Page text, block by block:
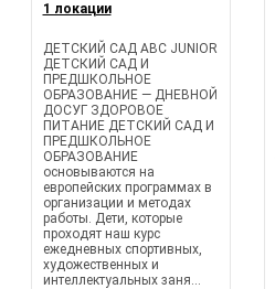
1 локации
ДЕТСКИЙ САД ABC JUNIOR
ДЕТСКИЙ САД И
ПРЕДШКОЛЬНОЕ
ОБРАЗОВАНИЕ — ДНЕВНОЙ
ДОСУГ ЗДОРОВОЕ
ПИТАНИЕ ДЕТСКИЙ САД И
ПРЕДШКОЛЬНОЕ
ОБРАЗОВАНИЕ
основываются на
европейских программах в
организации и методах
работы. Дети, которые
проходят наш курс
ежедневных спортивных,
художественных и
интеллектуальных заня...